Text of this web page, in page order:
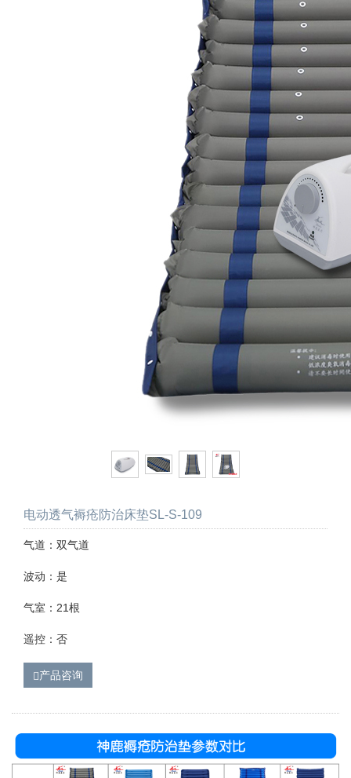
电动透气褥疮防治床垫SL-S-109
气道：双气道
波动：是
气室：21根
遥控：否
产品咨询